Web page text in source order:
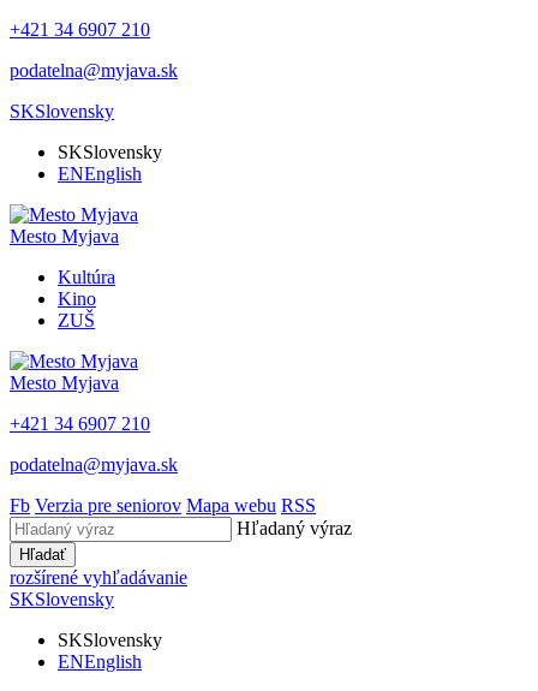
+421 34 6907 210
podatelna@myjava.sk
SKSlovensky
SKSlovensky
ENEnglish
Mesto Myjava
Kultúra
Kino
ZUŠ
Mesto Myjava
+421 34 6907 210
podatelna@myjava.sk
Fb Verzia pre seniorov Mapa webu RSS
Hľadaný výraz
Hľadať
rozšírené vyhľadávanie
SKSlovensky
SKSlovensky
ENEnglish